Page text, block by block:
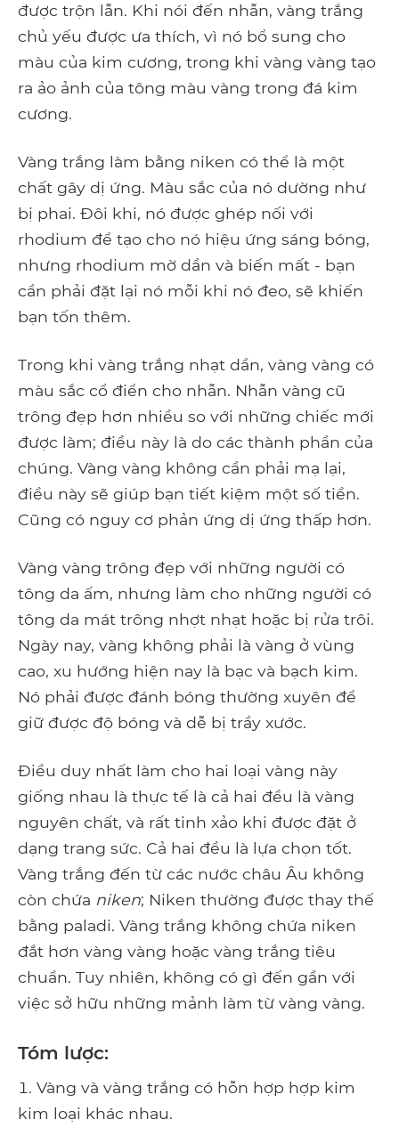
được trộn lẫn. Khi nói đến nhẫn, vàng trắng
chủ yếu được ưa thích, vì nó bổ sung cho
màu của kim cương, trong khi vàng vàng tạo
ra ảo ảnh của tông màu vàng trong đá kim
cương.
Vàng trắng làm bằng niken có thể là một
chất gây dị ứng. Màu sắc của nó dường như
bị phai. Đôi khi, nó được ghép nối với
rhodium để tạo cho nó hiệu ứng sáng bóng,
nhưng rhodium mờ dần và biến mất - bạn
cần phải đặt lại nó mỗi khi nó đeo, sẽ khiến
bạn tốn thêm.
Trong khi vàng trắng nhạt dần, vàng vàng có
màu sắc cổ điển cho nhẫn. Nhẫn vàng cũ
trông đẹp hơn nhiều so với những chiếc mới
được làm; điều này là do các thành phần của
chúng. Vàng vàng không cần phải mạ lại,
điều này sẽ giúp bạn tiết kiệm một số tiền.
Cũng có nguy cơ phản ứng dị ứng thấp hơn.
Vàng vàng trông đẹp với những người có
tông da ấm, nhưng làm cho những người có
tông da mát trông nhợt nhạt hoặc bị rửa trôi.
Ngày nay, vàng không phải là vàng ở vùng
cao, xu hướng hiện nay là bạc và bạch kim.
Nó phải được đánh bóng thường xuyên để
giữ được độ bóng và dễ bị trầy xước.
Điều duy nhất làm cho hai loại vàng này
giống nhau là thực tế là cả hai đều là vàng
nguyên chất, và rất tinh xảo khi được đặt ở
dạng trang sức. Cả hai đều là lựa chọn tốt.
Vàng trắng đến từ các nước châu Âu không
còn chứa niken; Niken thường được thay thế
bằng paladi. Vàng trắng không chứa niken
đắt hơn vàng vàng hoặc vàng trắng tiêu
chuẩn. Tuy nhiên, không có gì đến gần với
việc sở hữu những mảnh làm từ vàng vàng.
Tóm lược:
Vàng và vàng trắng có hỗn hợp hợp kim
kim loại khác nhau.